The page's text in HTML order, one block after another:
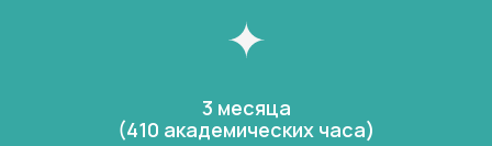
3 месяца
(410 академических часа)